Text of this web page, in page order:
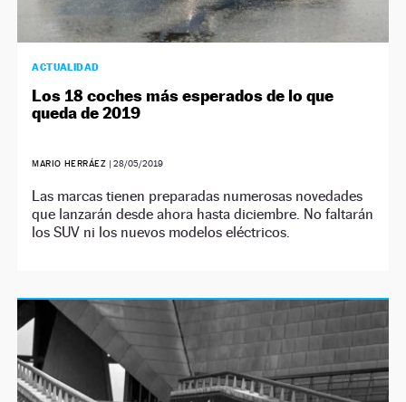
ACTUALIDAD
Los 18 coches más esperados de lo que
queda de 2019
MARIO HERRÁEZ | 28/05/2019
Las marcas tienen preparadas numerosas novedades
que lanzarán desde ahora hasta diciembre. No faltarán
los SUV ni los nuevos modelos eléctricos.